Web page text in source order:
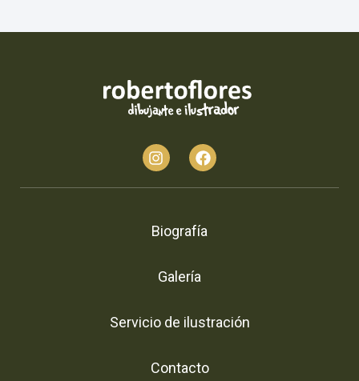
Biografía
Galería
Servicio de ilustración
Contacto